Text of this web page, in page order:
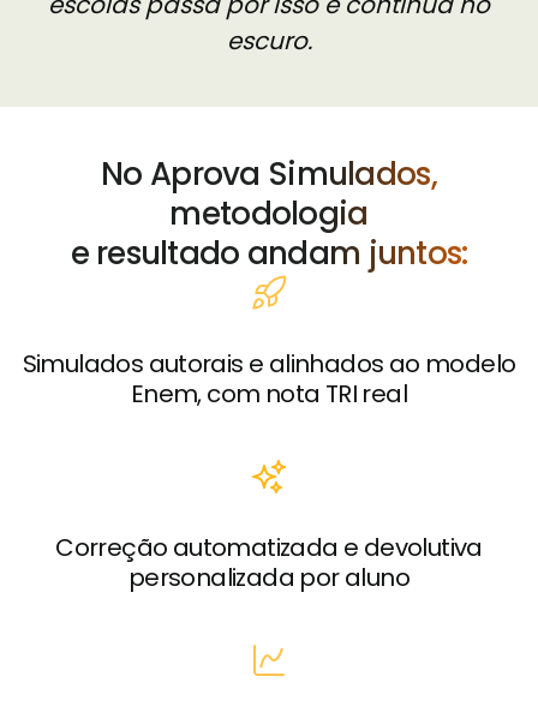
escuro.
No Aprova Simulados,
metodologia
e resultado andam juntos:
Simulados autorais e alinhados ao modelo
Enem, com nota TRI real
Correção automatizada e devolutiva
personalizada por aluno